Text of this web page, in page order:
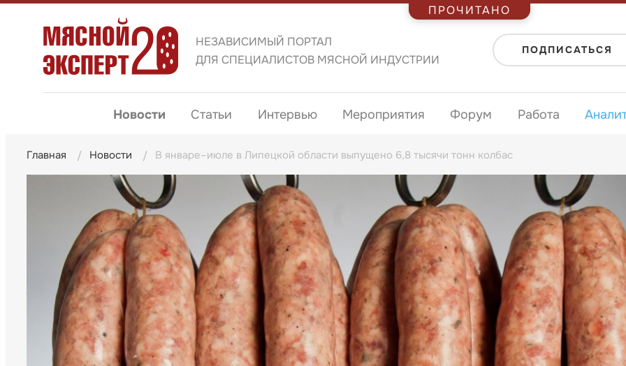
НЕЗАВИСИМЫЙ ПОРТАЛ
ДЛЯ СПЕЦИАЛИСТОВ МЯСНОЙ ИНДУСТРИИ
ПОДПИСАТЬСЯ
Новости Статьи Интервью Мероприятия Форум Работа
Главная Новости В январе–июле в Липецкой области выпущено 6,8 тысячи тонн колбас
ПРОЧИТАНО